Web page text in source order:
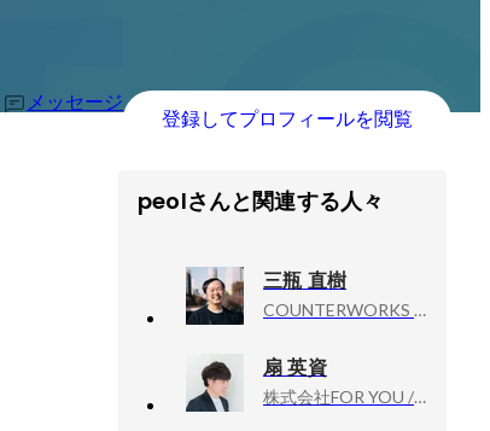
メッセージ
登録してプロフィールを閲覧
peolさんと関連する人々
三瓶 直樹
COUNTERWORKS inc, CEO
扇 英資
株式会社FOR YOU / FOR YOU Inc., IP Produce Div. 執行役員